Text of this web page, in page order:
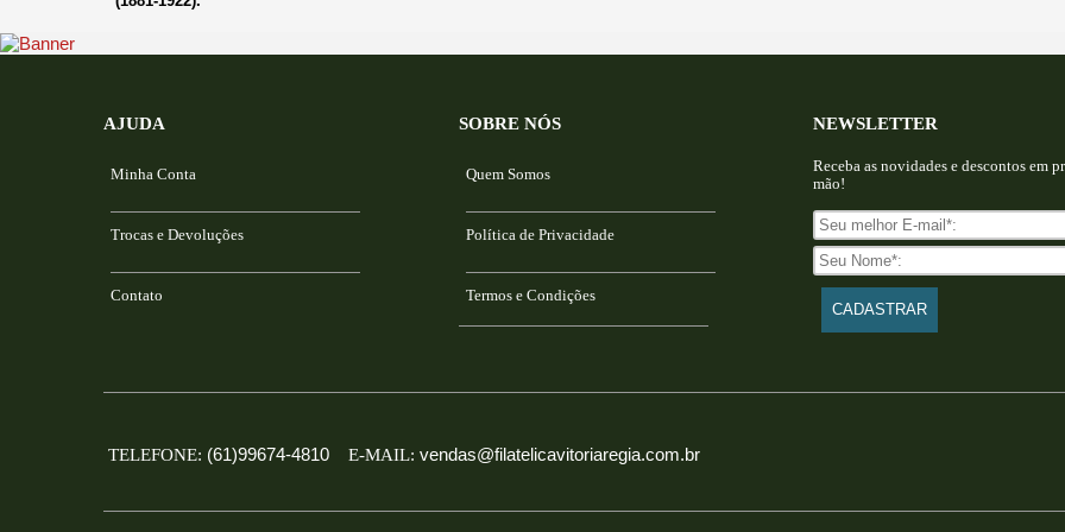
AJUDA
Minha Conta
Trocas e Devoluções
Contato
SOBRE NÓS
Quem Somos
Política de Privacidade
Termos e Condições
NEWSLETTER
Receba as novidades e descontos em
mão!
TELEFONE: (61)99674-4810 E-MAIL: vendas@filatelicavitoriaregia.com.br